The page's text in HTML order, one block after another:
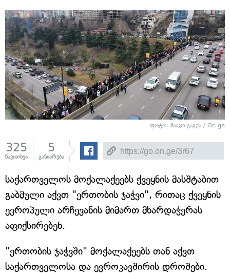
ფოტო: მაიკო გაგუა / On.ge
325
წაკითხვა
5
გაზიარება
საქართველოს მოქალაქეებს ქვეყნის მასშტაბით
გაბმული აქვთ "ერთობის ჯაჭვი", რითაც ქვეყნის
ევროპული არჩევანის მიმართ მხარდაჭერას
აფიქსირებენ.
"ერთობის ჯაჭვში" მოქალაქეებს თან აქვთ
საქართველოსა და ევროკავშირის დროშები.